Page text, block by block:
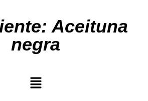
Aceituna
negra